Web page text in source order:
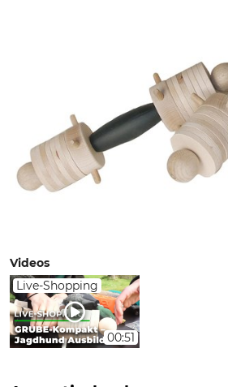
Videos
Live-Shopping
00:51